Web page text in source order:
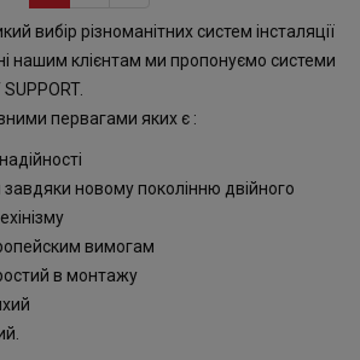
вибір різноманітних систем інсталяції
нашим клієнтам ми пропонуємо системи
первагами яких є :
завдяки новому поколінню двійного
вимогам
в монтажу